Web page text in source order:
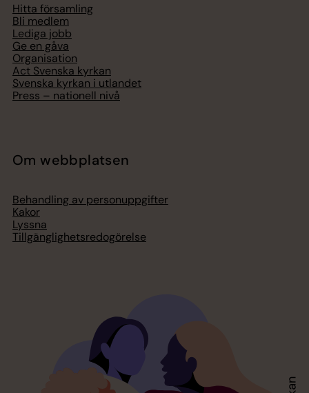
Hitta församling
Bli medlem
Lediga jobb
Ge en gåva
Organisation
Act Svenska kyrkan
Svenska kyrkan i utlandet
Press – nationell nivå
Om webbplatsen
Behandling av personuppgifter
Kakor
Lyssna
Tillgänglighetsredogörelse